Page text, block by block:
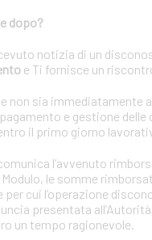
dopo?
notizia di un
e Ti fornisce un
non sia immediatamente
e gestione
il primo giorno
l’avvenuto
le somme
per cui l’operazione
presentata
un tempo ragionevole.